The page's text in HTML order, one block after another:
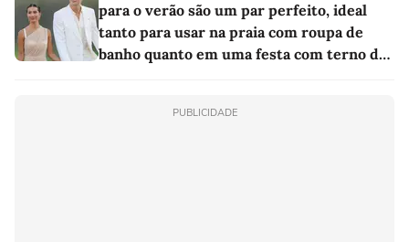
para o verão são um par perfeito, ideal
tanto para usar na praia com roupa de
banho quanto em uma festa com terno de
PUBLICIDADE